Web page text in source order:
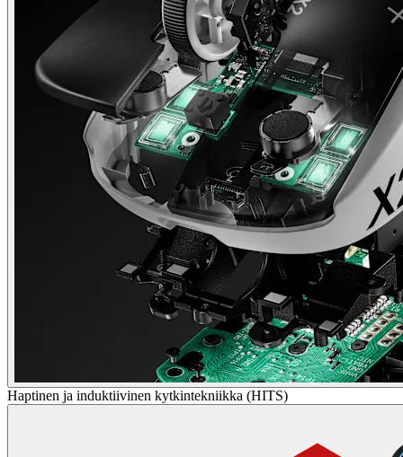
Haptinen ja induktiivinen kytkintekniikka (HITS)